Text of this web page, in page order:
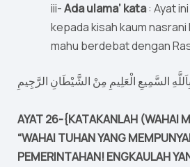
iii-Ada ulama’ kata: Ayat
kepada kisah kaum
mahu berdebat dengan
السَّمِيعِ الْعَلِيمِ مِنْ الشَّيْطَانِ الرَّجِيمِ
AYAT 26-{KATAKANLAH (WAHAI
“WAHAI TUHAN YANG
PEMERINTAHAN! ENGKAULAH